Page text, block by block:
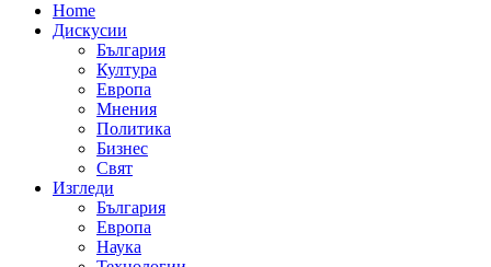
Home
Дискусии
България
Култура
Европа
Мнения
Политика
Бизнес
Свят
Изгледи
България
Европа
Наука